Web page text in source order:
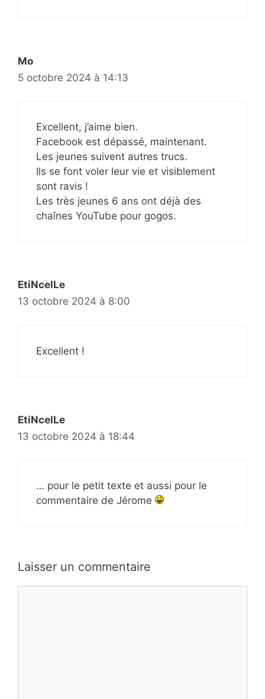
Mo
5 octobre 2024 à 14:13
Excellent, j’aime bien.
Facebook est dépassé, maintenant.
Les jeunes suivent autres trucs.
Ils se font voler leur vie et visiblement
sont ravis !
Les très jeunes 6 ans ont déjà des
chaînes YouTube pour gogos.
EtiNcelLe
13 octobre 2024 à 8:00
Excellent !
EtiNcelLe
13 octobre 2024 à 18:44
… pour le petit texte et aussi pour le
commentaire de Jérome
Laisser un commentaire